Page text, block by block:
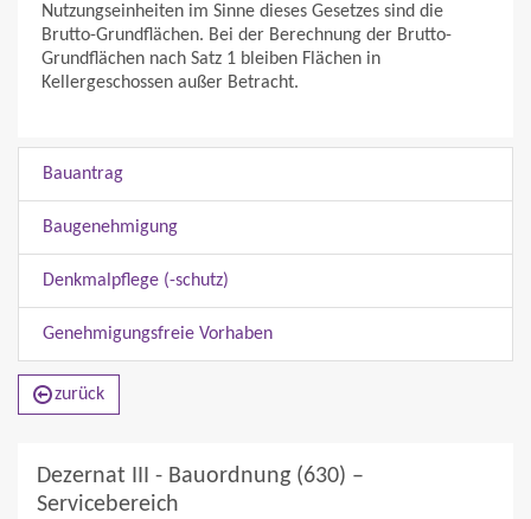
Nutzungseinheiten im Sinne dieses Gesetzes sind die
Brutto-Grundflächen. Bei der Berechnung der Brutto-
Grundflächen nach Satz 1 bleiben Flächen in
Kellergeschossen außer Betracht.
Bauantrag
Baugenehmigung
Denkmalpflege (-schutz)
Genehmigungsfreie Vorhaben
zurück
Dezernat III - Bauordnung (630) –
Servicebereich